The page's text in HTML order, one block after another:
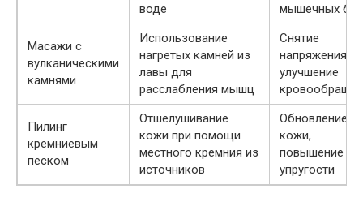
воде
мышечных
Масажи с
вулканическими
камнями
Использование
нагретых камней из
лавы для
расслабления мышц
Снятие
напряжения,
улучшение
Пилинг
кремниевым
песком
Отшелушивание
кожи при помощи
местного кремния из
источников
Обновление
кожи,
повышение
упругости